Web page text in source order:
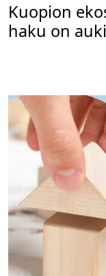
Kuopion
haku on auki